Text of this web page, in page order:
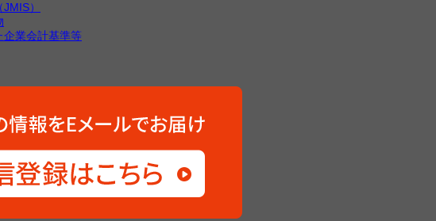
）
企業会計基準等